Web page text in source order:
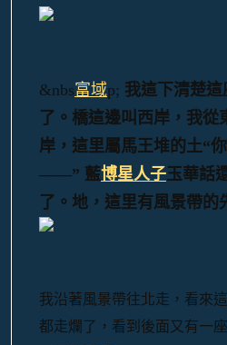
&nbs富域p; 我這下清楚
了。橋這邊叫西岸，我
岸，這里屬馬王堆的土“
——” 藍博星人子玉華話
了。地，這里有風景帶的
我沿著風景帶往北走，看來
都走爛了，看到後面又有一